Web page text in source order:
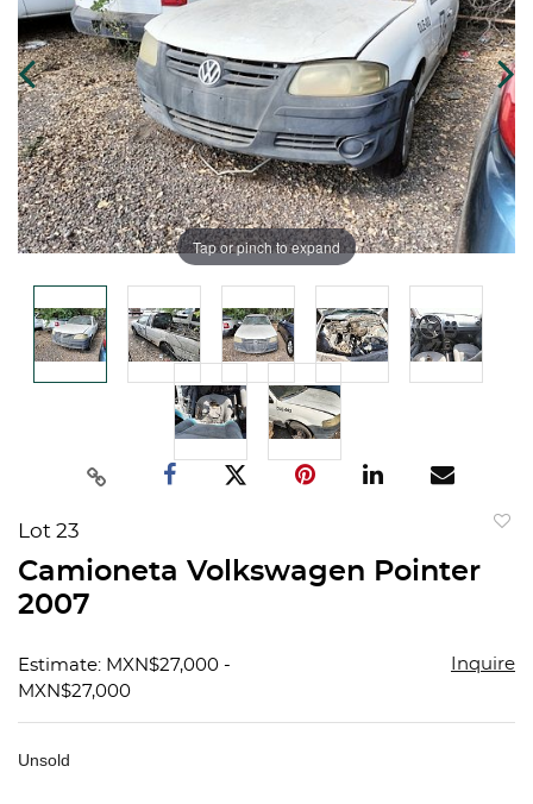
Tap or pinch to expand
Lot 23
Camioneta Volkswagen Pointer
2007
Estimate: MXN$27,000 -
MXN$27,000
Inquire
Unsold